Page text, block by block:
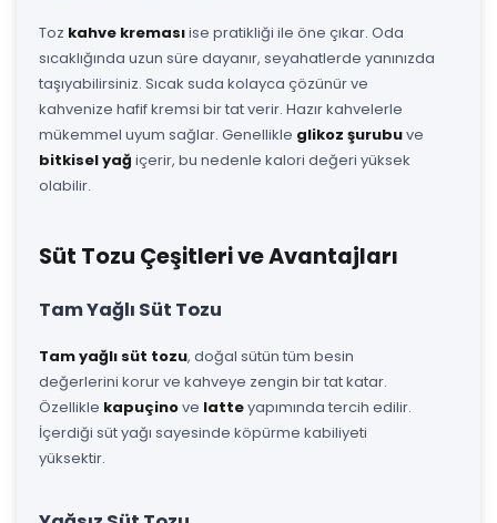
Toz kahve kremasıise pratikliği ile öne çıkar. Oda
sıcaklığında uzun süre dayanır, seyahatlerde yanınızda
taşıyabilirsiniz. Sıcak suda kolayca çözünür ve
kahvenize hafif kremsi bir tat verir. Hazır kahvelerle
mükemmel uyum sağlar. Genellikle glikoz şurubuve
bitkisel yağ içerir, bu nedenle kalori değeri yüksek
olabilir.
Süt Tozu Çeşitleri ve Avantajları
Tam Yağlı Süt Tozu
Tam yağlı süt tozu, doğal sütün tüm besin
değerlerini korur ve kahveye zengin bir tat katar.
Özellikle kapuçinove latteyapımında tercih edilir.
İçerdiği süt yağı sayesinde köpürme kabiliyeti
yüksektir.